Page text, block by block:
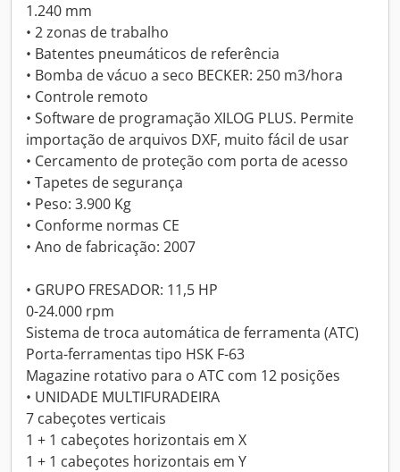
1.240 mm
• 2 zonas de trabalho
• Batentes pneumáticos de referência
• Bomba de vácuo a seco BECKER: 250 m3/hora
• Controle remoto
• Software de programação XILOG PLUS. Permite
importação de arquivos DXF, muito fácil de usar
• Cercamento de proteção com porta de acesso
• Tapetes de segurança
• Peso: 3.900 Kg
• Conforme normas CE
• Ano de fabricação: 2007
• GRUPO FRESADOR: 11,5 HP
0-24.000 rpm
Sistema de troca automática de ferramenta (ATC)
Porta-ferramentas tipo HSK F-63
Magazine rotativo para o ATC com 12 posições
• UNIDADE MULTIFURADEIRA
7 cabeçotes verticais
1 + 1 cabeçotes horizontais em X
1 + 1 cabeçotes horizontais em Y